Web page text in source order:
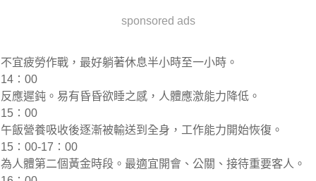
sponsored ads
不宜疲勞作戰，最好躺著休息半小時至一小時。
14∶00
反應遲鈍。易有昏昏欲睡之感，人體應激能力降低。
15∶00
午飯營養吸收後逐漸被輸送到全身，工作能力開始恢復。
15∶00-17∶00
為人體第二個黃金時段。最適宜開會、公關、接待重要客人。